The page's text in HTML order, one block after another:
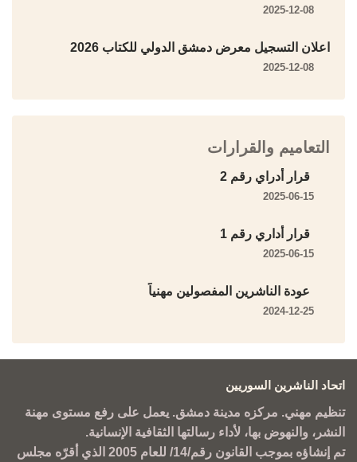
2025-12-08
اعلان التسجيل معرض دمشق الدولي للكتاب 2026
2025-12-08
التعاميم والقرارات
قرار أدراي رقم 2
2025-06-15
قرار أداري رقم 1
2025-06-15
عودة الناشرين المفصولين مهنياً
2024-12-25
اتحاد الناشرين السوريين
تنظيم مهني. مركزه مدينة دمشق. يعمل على رفع مستوى مهنة
النشر، والنهوض بها، لأداء رسالتها الثقافية الإنسانية.
تم إنشاؤه بموجب القانون رقم/14/ للعام 2005 الذي أقرّه مجلس